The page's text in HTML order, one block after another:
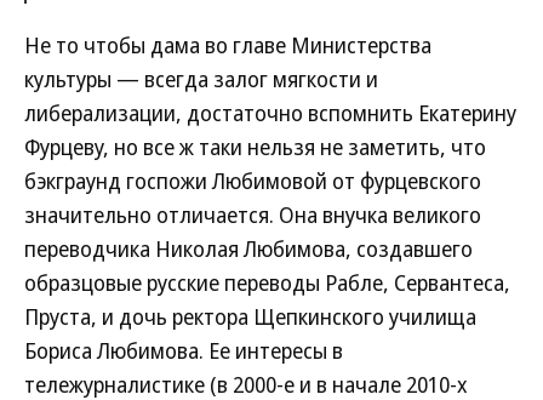
Не то чтобы дама во главе Министерства
культуры — всегда залог мягкости и
либерализации, достаточно вспомнить Екатерину
Фурцеву, но все ж таки нельзя не заметить, что
бэкграунд госпожи Любимовой от фурцевского
значительно отличается. Она внучка великого
переводчика Николая Любимова, создавшего
образцовые русские переводы Рабле, Сервантеса,
Пруста, и дочь ректора Щепкинского училища
Бориса Любимова. Ее интересы в
тележурналистике (в 2000-е и в начале 2010-х